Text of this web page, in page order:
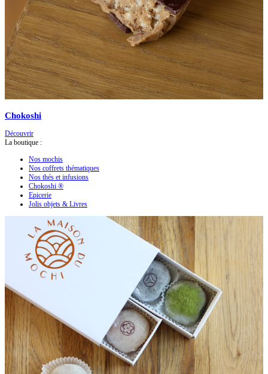
Chokoshi
Découvrir
La boutique :
Nos mochis
Nos coffrets thématiques
Nos thés et infusions
Chokoshi ®
Epicerie
Jolis objets & Livres